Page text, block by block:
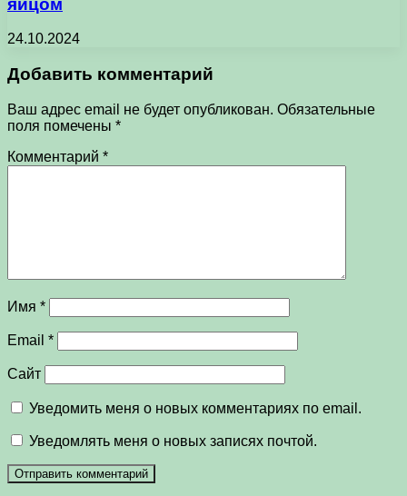
24.10.2024
Добавить комментарий
Ваш адрес email не будет опубликован. Обязательные
поля помечены *
Комментарий *
Имя *
Email *
Сайт
Уведомить меня о новых комментариях по email.
Уведомлять меня о новых записях почтой.